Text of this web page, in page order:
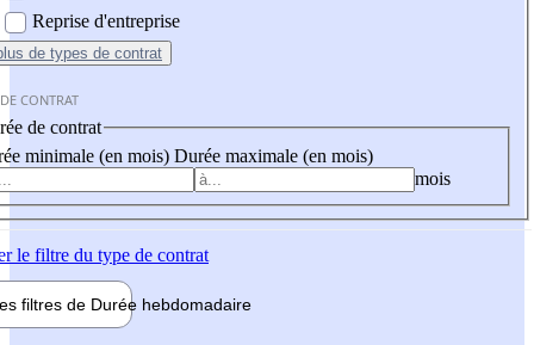
Reprise d'entreprise
de types de contrat
CONTRAT
de contrat
minimale (en mois) Durée maximale (en mois)
mois
le filtre du type de contrat
filtres de Durée hebdomadaire